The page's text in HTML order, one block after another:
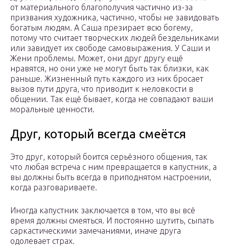
от материального благополучия частично из-за
призвания художника, частично, чтобы не завидовать
богатым людям. А Саша презирает всю богему,
потому что считает творческих людей бездельниками
или завидует их свободе самовыражения. У Саши и
Жени проблемы. Может, они друг другу ещё
нравятся, но они уже не могут быть так близки, как
раньше. Жизненный путь каждого из них бросает
вызов пути друга, что приводит к неловкости в
общении. Так ещё бывает, когда не совпадают ваши
моральные ценности.
Друг, который всегда смеётся
Это друг, который боится серьёзного общения, так
что любая встреча с ним превращается в капустник, а
вы должны быть всегда в приподнятом настроении,
когда разговариваете.
Иногда капустник заключается в том, что вы всё
время должны смеяться. И постоянно шутить, сыпать
саркастическими замечаниями, иначе друга
одолевает страх.